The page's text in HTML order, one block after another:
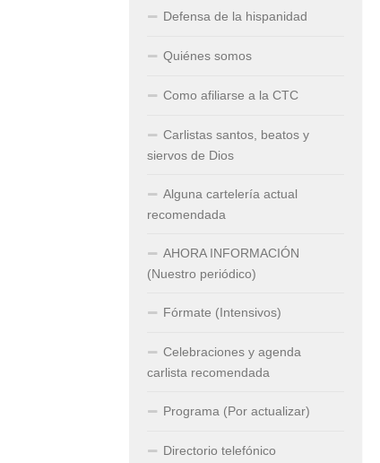
Defensa de la hispanidad
Quiénes somos
Como afiliarse a la CTC
Carlistas santos, beatos y
siervos de Dios
Alguna cartelería actual
recomendada
AHORA INFORMACIÓN
(Nuestro periódico)
Fórmate (Intensivos)
Celebraciones y agenda
carlista recomendada
Programa (Por actualizar)
Directorio telefónico